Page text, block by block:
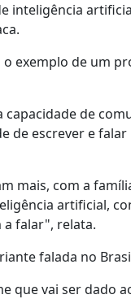
inteligência
exemplo de um
de
de escrever e
mais, com a
artificial,
a falar", relata.
falada no
que vai ser dado